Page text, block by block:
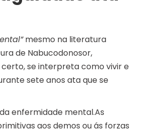
mesmo na literatura
de Nabucodonosor,
se interpreta como vivir e
sete anos ata que se
enfermidade mental.As
aos demos ou ás forzas